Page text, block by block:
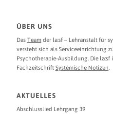
ÜBER UNS
Das Teamder la:sf – Lehranstalt für
versteht sich als Serviceeinrichtung
Psychotherapie-Ausbildung. Die la:sf
Fachzeitschrift Systemische Notizen.
AKTUELLES
Abschlusslied Lehrgang 39